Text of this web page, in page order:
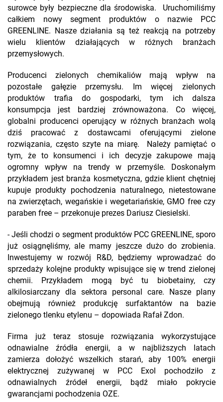
surowce były bezpieczne dla środowiska. Uruchomiliśmy
całkiem nowy segment produktów o nazwie PCC
GREENLINE. Nasze działania są też reakcją na potrzeby
wielu klientów działających w różnych branżach
przemysłowych.
Producenci zielonych chemikaliów mają wpływ na
pozostałe gałęzie przemysłu. Im więcej zielonych
produktów trafia do gospodarki, tym ich dalsza
konsumpcja jest bardziej zrównoważona. Co więcej,
globalni producenci operujący w różnych branżach wolą
dziś pracować z dostawcami oferującymi zielone
rozwiązania, często szyte na miarę. Należy pamiętać o
tym, że to konsumenci i ich decyzje zakupowe mają
ogromny wpływ na trendy w przemyśle. Doskonałym
przykładem jest branża kosmetyczna, gdzie klient chętniej
kupuje produkty pochodzenia naturalnego, nietestowane
na zwierzętach, wegańskie i wegetariańskie, GMO free czy
paraben free – przekonuje prezes Dariusz Ciesielski.
- Jeśli chodzi o segment produktów PCC GREENLINE, sporo
już osiągnęliśmy, ale mamy jeszcze dużo do zrobienia.
Inwestujemy w rozwój R&D, będziemy wprowadzać do
sprzedaży kolejne produkty wpisujące się w trend zielonej
chemii. Przykładem mogą być tu biobetainy, czy
alkilosiarczany dla sektora personal care. Nasze plany
obejmują również produkcję surfaktantów na bazie
zielonego tlenku etylenu – dopowiada Rafał Zdon.
Firma już teraz stosuje rozwiązania wykorzystujące
odnawialne źródła energii, a w najbliższych latach
zamierza dołożyć wszelkich starań, aby 100% energii
elektrycznej zużywanej w PCC Exol pochodziło z
odnawialnych źródeł energii, bądź miało pokrycie
gwarancjami pochodzenia OZE.